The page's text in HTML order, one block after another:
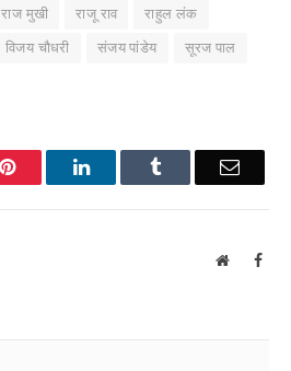
राज मुखी राजू राव राहुल लंक
विजय चौधरी संजय पांडेय सूरज पाल
Pinterest LinkedInTumblr Email
Website